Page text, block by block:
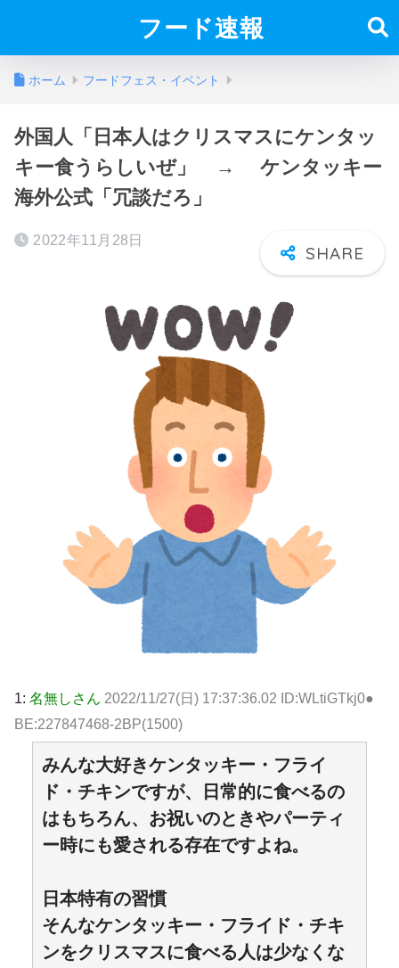
フード速報
ホーム フードフェス・イベント
外国人「日本人はクリスマスにケンタッ
キー食うらしいぜ」 → ケンタッキー
海外公式「冗談だろ」
2022年11月28日
1: 名無しさん 2022/11/27(日) 17:37:36.02 ID:WLtiGTkj0●
BE:227847468-2BP(1500)
みんな大好きケンタッキー・フライ
ド・チキンですが、日常的に食べるの
はもちろん、お祝いのときやパーティ
ー時にも愛される存在ですよね。
日本特有の習慣
そんなケンタッキー・フライド・チキ
ンをクリスマスに食べる人は少なくな